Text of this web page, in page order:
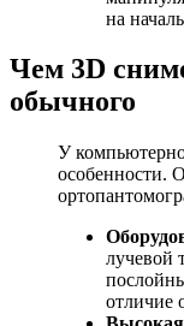
на
Чем 3D
обычного
У
особенности.
лучевой
отличие